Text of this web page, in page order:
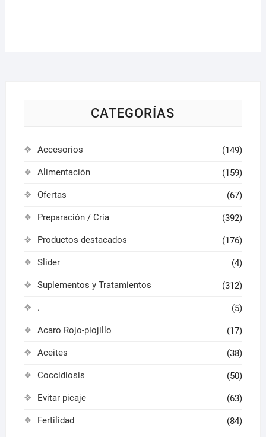
CATEGORÍAS
Accesorios (149)
Alimentación (159)
Ofertas (67)
Preparación / Cria (392)
Productos destacados (176)
Slider (4)
Suplementos y Tratamientos (312)
. (5)
Acaro Rojo-piojillo (17)
Aceites (38)
Coccidiosis (50)
Evitar picaje (63)
Fertilidad (84)